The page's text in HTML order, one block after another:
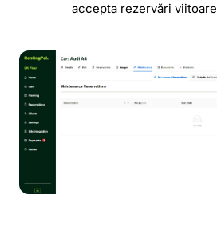
accepta rezervări viitoare